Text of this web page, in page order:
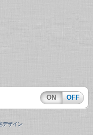
ON OFF
ザイン